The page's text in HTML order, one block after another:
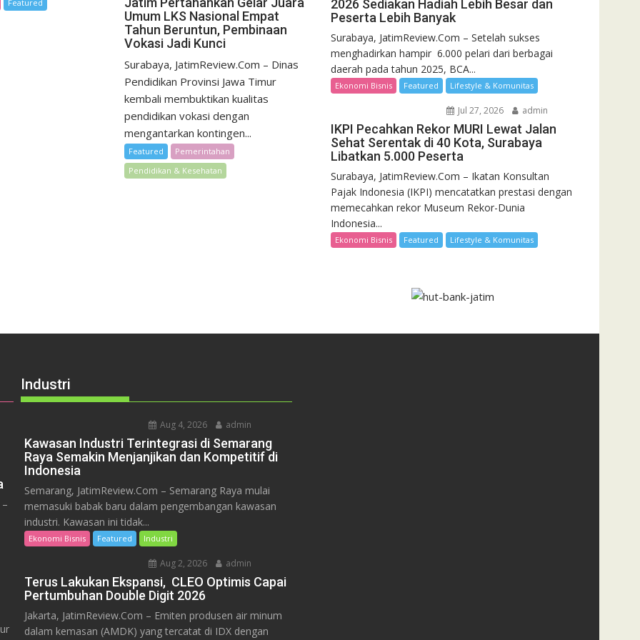
Featured
Umum LKS Nasional Empat
Tahun Beruntun, Pembinaan
Vokasi Jadi Kunci
Surabaya, JatimReview.Com – Dinas
Pendidikan Provinsi Jawa Timur
kembali membuktikan kualitas
pendidikan vokasi dengan
mengantarkan kontingen...
Featured
Pemerintahan
Pendidikan & Kesehatan
2026 Sediakan Hadiah Lebih Besar dan
Peserta Lebih Banyak
Surabaya, JatimReview.Com – Setelah sukses
menghadirkan hampir 6.000 pelari dari berbagai
daerah pada tahun 2025, BCA...
Ekonomi Bisnis Featured Lifestyle & Komunitas
Jul 27, 2026 admin
IKPI Pecahkan Rekor MURI Lewat Jalan
Sehat Serentak di 40 Kota, Surabaya
Libatkan 5.000 Peserta
Surabaya, JatimReview.Com – Ikatan Konsultan
Pajak Indonesia (IKPI) mencatatkan prestasi dengan
memecahkan rekor Museum Rekor-Dunia
Indonesia...
Ekonomi Bisnis Featured Lifestyle & Komunitas
Industri
Aug 4, 2026 admin
Kawasan Industri Terintegrasi di Semarang
Raya Semakin Menjanjikan dan Kompetitif di
Indonesia
Semarang, JatimReview.Com – Semarang Raya mulai
memasuki babak baru dalam pengembangan kawasan
industri. Kawasan ini tidak...
Ekonomi Bisnis Featured Industri
Aug 2, 2026 admin
Terus Lakukan Ekspansi, CLEO Optimis Capai
Pertumbuhan Double Digit 2026
Jakarta, JatimReview.Com – Emiten produsen air minum
dalam kemasan (AMDK) yang tercatat di IDX dengan